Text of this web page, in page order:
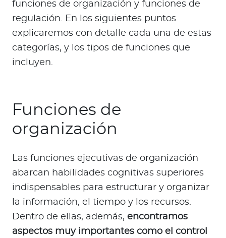
funciones de organización y funciones de
regulación. En los siguientes puntos
explicaremos con detalle cada una de estas
categorías, y los tipos de funciones que
incluyen.
Funciones de
organización
Las funciones ejecutivas de organización
abarcan habilidades cognitivas superiores
indispensables para estructurar y organizar
la información, el tiempo y los recursos.
Dentro de ellas, además, encontramos
aspectos muy importantes como el control